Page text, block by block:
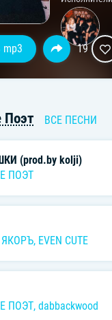
mp3 19
Поэт ВСЕ ПЕСНИ
(prod.by kolji)
ПОЭТ
ЯКОРЪ, EVEN CUTE
ПОЭТ, dabbackwood